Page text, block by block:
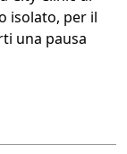
isolato, per il
una pausa